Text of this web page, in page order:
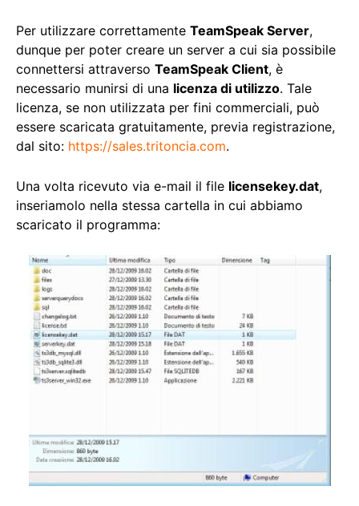
Per utilizzare correttamente TeamSpeak Server,
dunque per poter creare un server a cui sia possibile
connettersi attraverso TeamSpeak Client, è
necessario munirsi di una licenza di utilizzo. Tale
licenza, se non utilizzata per fini commerciali, può
essere scaricata gratuitamente, previa registrazione,
dal sito: https://sales.tritoncia.com.
Una volta ricevuto via e-mail il file licensekey.dat,
inseriamolo nella stessa cartella in cui abbiamo
scaricato il programma: